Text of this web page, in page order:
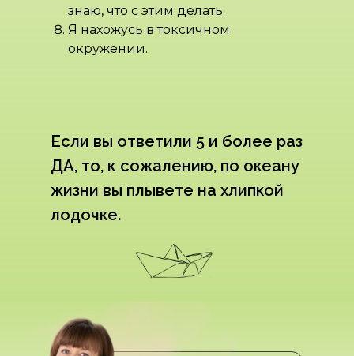
знаю, что с этим делать.
Я нахожусь в токсичном
окружении.
Если вы ответили 5 и более раз
ДА, то, к сожалению, по океану
жизни вы плывете на хлипкой
лодочке.